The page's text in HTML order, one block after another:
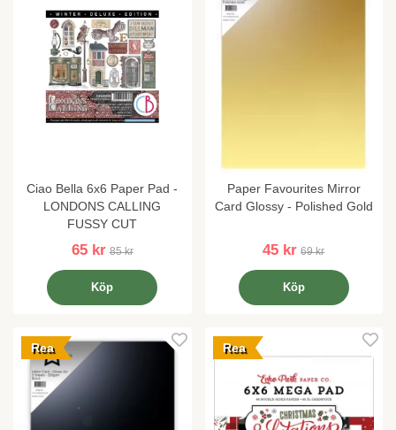
Ciao Bella 6x6 Paper Pad -
LONDONS CALLING
FUSSY CUT
65 kr 85 kr
Köp
Paper Favourites Mirror
Card Glossy - Polished Gold
45 kr 69 kr
Köp
Rea Rea